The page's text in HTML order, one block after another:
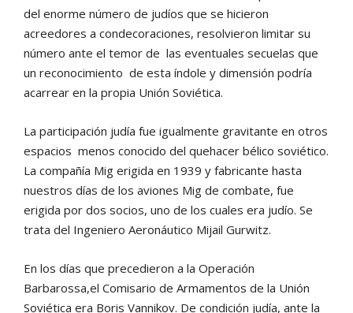
del enorme número de judíos que se hicieron
acreedores a condecoraciones, resolvieron limitar su
número ante el temor de las eventuales secuelas que
un reconocimiento de esta índole y dimensión podría
acarrear en la propia Unión Soviética.
La participación judía fue igualmente gravitante en otros
espacios menos conocido del quehacer bélico soviético.
La compañía Mig erigida en 1939 y fabricante hasta
nuestros días de los aviones Mig de combate, fue
erigida por dos socios, uno de los cuales era judío. Se
trata del Ingeniero Aeronáutico Mijail Gurwitz.
En los días que precedieron a la Operación
Barbarossa,el Comisario de Armamentos de la Unión
Soviética era Boris Vannikov. De condición judía, ante la